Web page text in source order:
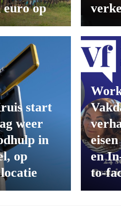
op
start
weer
in
op
en
to-